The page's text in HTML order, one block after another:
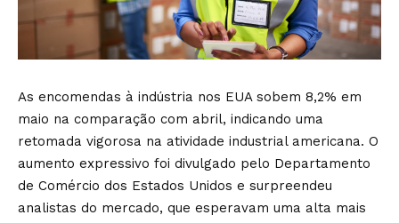
As encomendas à indústria nos EUA sobem 8,2% em
maio na comparação com abril, indicando uma
retomada vigorosa na atividade industrial americana. O
aumento expressivo foi divulgado pelo Departamento
de Comércio dos Estados Unidos e surpreendeu
analistas do mercado, que esperavam uma alta mais